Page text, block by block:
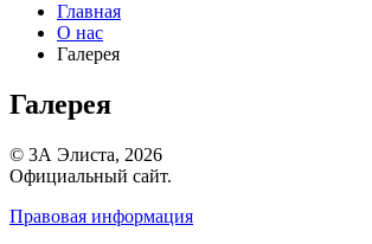
Главная
О нас
Галерея
Галерея
© 3А Элиста, 2026
Официальный сайт.
Правовая информация